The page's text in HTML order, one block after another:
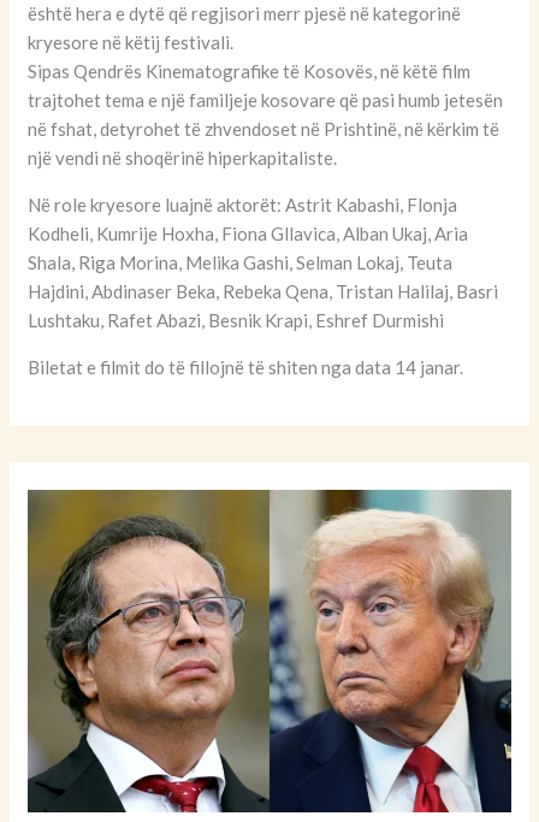
është hera e dytë që regjisori merr pjesë në kategorinë
kryesore në këtij festivali.
Sipas Qendrës Kinematografike të Kosovës, në këtë film
trajtohet tema e një familjeje kosovare që pasi humb jetesën
në fshat, detyrohet të zhvendoset në Prishtinë, në kërkim të
një vendi në shoqërinë hiperkapitaliste.
Në role kryesore luajnë aktorët: Astrit Kabashi, Flonja
Kodheli, Kumrije Hoxha, Fiona Gllavica, Alban Ukaj, Aria
Shala, Riga Morina, Melika Gashi, Selman Lokaj, Teuta
Hajdini, Abdinaser Beka, Rebeka Qena, Tristan Halilaj, Basri
Lushtaku, Rafet Abazi, Besnik Krapi, Eshref Durmishi
Biletat e filmit do të fillojnë të shiten nga data 14 janar.